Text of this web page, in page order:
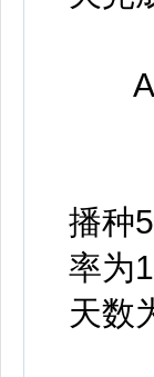
【
播种
率为
天数